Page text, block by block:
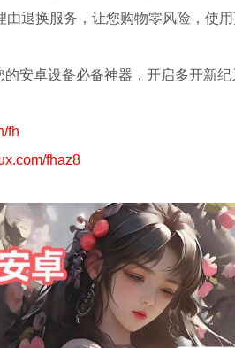
退换服务，让您购物零风险，使用
安卓设备必备神器，开启多开新
fh
fhaz8